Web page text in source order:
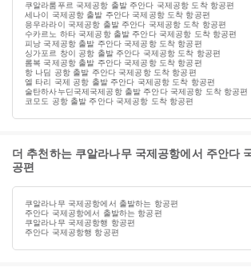
쿠알라룸푸르 국제공항 출발 주안다 국제공항 도착 항공편
세나이 국제공항 출발 주안다 국제공항 도착 항공편
응우라라이 국제공항 출발 주안다 국제공항 도착 항공편
수카르노 하타 국제공항 출발 주안다 국제공항 도착 항공편
피낭 국제공항 출발 주안다 국제공항 도착 항공편
싱가포르 창이 공항 출발 주안다 국제공항 도착 항공편
롬복 국제공항 출발 주안다 국제공항 도착 항공편
항 나딤 공항 출발 주안다 국제공항 도착 항공편
엘 타리 국제 공항 출발 주안다 국제공항 도착 항공편
술탄하사누딘국제국제공항 출발 주안다 국제공항 도착 항공편
코모도 공항 출발 주안다 국제공항 도착 항공편
더 추천하는 쿠알라나무 국제공항에서 주안다
공편
쿠알라나무 국제공항에서 출발하는 항공편
주안다 국제공항에서 출발하는 항공편
쿠알라나무 국제공항행 항공편
주안다 국제공항행 항공편